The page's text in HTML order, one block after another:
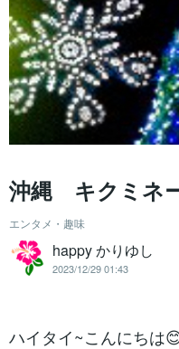
沖縄 キクミネ
エンタメ・趣味
happy かりゆし
2023/12/29 01:43
ハイタイ~こんにちは